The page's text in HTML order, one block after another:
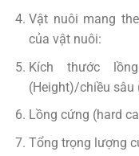
Vật nuôi mang
của vật nuôi:
Kích thước
(Height)/chiều sâu
Lồng cứng (hard
Tổng trọng lượng